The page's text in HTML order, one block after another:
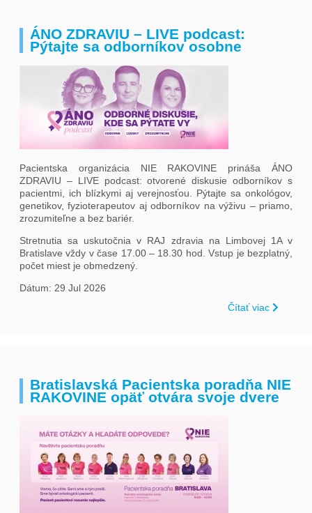
maternice
Neuroendokrinné
Rakovina
pľúc
Rakovina
močového
mechúra
Rakovina
kože
Rakovina
vaječníkov
nás
darujme.sk
ÁNO ZDRAVIU – LIVE podcast:
Pýtajte sa odborníkov osobne
Pacientska organizácia NIE RAKOVINE prináša ÁNO
ZDRAVIU – LIVE podcast: otvorené diskusie odborníkov s
pacientmi, ich blízkymi aj verejnosťou. Pýtajte sa onkológov,
genetikov, fyzioterapeutov aj odborníkov na výživu – priamo,
zrozumiteľne a bez bariér.
Stretnutia sa uskutočnia v RAJ zdravia na Limbovej 1A v
Bratislave vždy v čase 17.00 – 18.30 hod. Vstup je bezplatný,
počet miest je obmedzený.
Dátum: 29 Jul 2026
Čítať viac
Bratislavská Pacientska poradňa NIE
RAKOVINE opäť otvára svoje dvere